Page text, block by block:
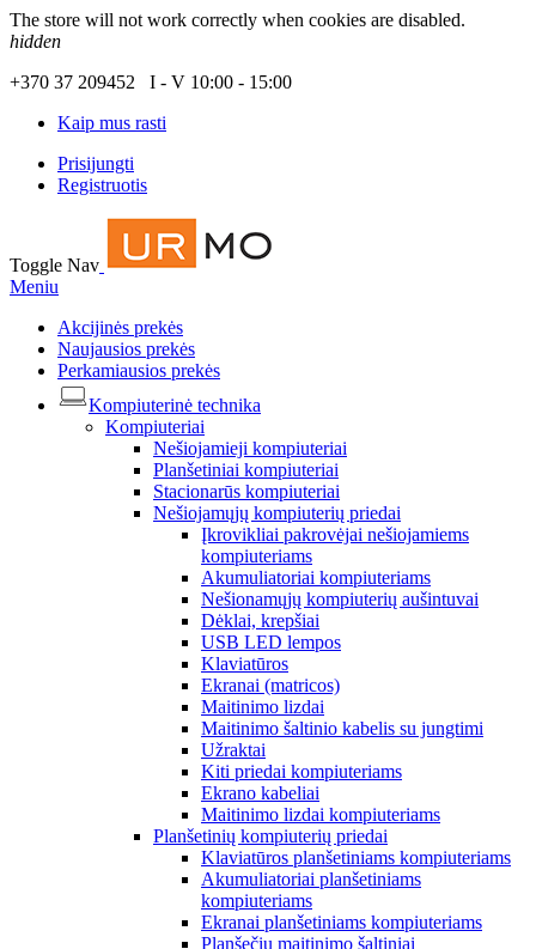
The store will not work correctly when cookies are disabled.
hidden
+370 37 209452 I - V 10:00 - 15:00
Kaip mus rasti
Prisijungti
Registruotis
Toggle Nav
Meniu
Akcijinės prekės
Naujausios prekės
Perkamiausios prekės
Kompiuterinė technika
Kompiuteriai
Nešiojamieji kompiuteriai
Planšetiniai kompiuteriai
Stacionarūs kompiuteriai
Nešiojamųjų kompiuterių priedai
Įkrovikliai pakrovėjai nešiojamiems
kompiuteriams
Akumuliatoriai kompiuteriams
Nešionamųjų kompiuterių aušintuvai
Dėklai, krepšiai
USB LED lempos
Klaviatūros
Ekranai (matricos)
Maitinimo lizdai
Maitinimo šaltinio kabelis su jungtimi
Užraktai
Kiti priedai kompiuteriams
Ekrano kabeliai
Maitinimo lizdai kompiuteriams
Planšetinių kompiuterių priedai
Klaviatūros planšetiniams kompiuteriams
Akumuliatoriai planšetiniams
kompiuteriams
Ekranai planšetiniams kompiuteriams
Planšečių maitinimo šaltiniai